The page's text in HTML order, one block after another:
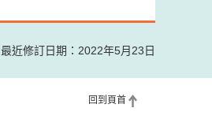
最近修訂日期：2022年5月23日
回到頁首